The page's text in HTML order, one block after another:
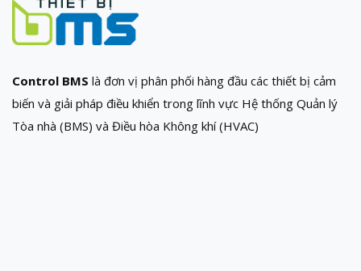
Control BMS là đơn vị phân phối hàng đầu các thiết bị cảm
biến và giải pháp điều khiển trong lĩnh vực Hệ thống Quản lý
Tòa nhà (BMS) và Điều hòa Không khí (HVAC)